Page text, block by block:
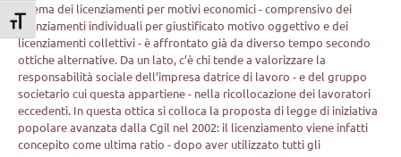
Attiva/disattiva dimensione testo
Il tema dei licenziamenti per motivi economici - comprensivo dei
licenziamenti individuali per giustificato motivo oggettivo e dei
licenziamenti collettivi - è affrontato già da diverso tempo secondo
ottiche alternative. Da un lato, c’è chi tende a valorizzare la
responsabilità sociale dell’impresa datrice di lavoro - e del gruppo
societario cui questa appartiene - nella ricollocazione dei lavoratori
eccedenti. In questa ottica si colloca la proposta di legge di iniziativa
popolare avanzata dalla Cgil nel 2002: il licenziamento viene infatti
concepito come ultima ratio - dopo aver utilizzato tutti gli